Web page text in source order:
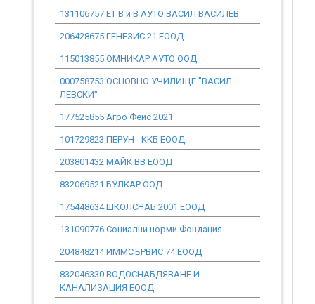
131106757 ЕТ В и В АУТО ВАСИЛ ВАСИЛЕВ
206428675 ГЕНЕЗИС 21 ЕООД
115013855 ОМНИКАР АУТО ООД
000758753 ОСНОВНО УЧИЛИЩЕ "ВАСИЛ
ЛЕВСКИ"
177525855 Агро Фейс 2021
101729823 ПЕРУН - ККБ ЕООД
203801432 МАЙК ВВ ЕООД
832069521 БУЛКАР ООД
175448634 ШКОЛСНАБ 2001 ЕООД
131090776 Социални норми Фондация
204848214 ИММСЪРВИС 74 ЕООД
832046330 ВОДОСНАБДЯВАНЕ И
КАНАЛИЗАЦИЯ ЕООД